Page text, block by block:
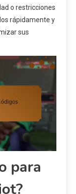
o restricciones
rápidamente y
sus
para